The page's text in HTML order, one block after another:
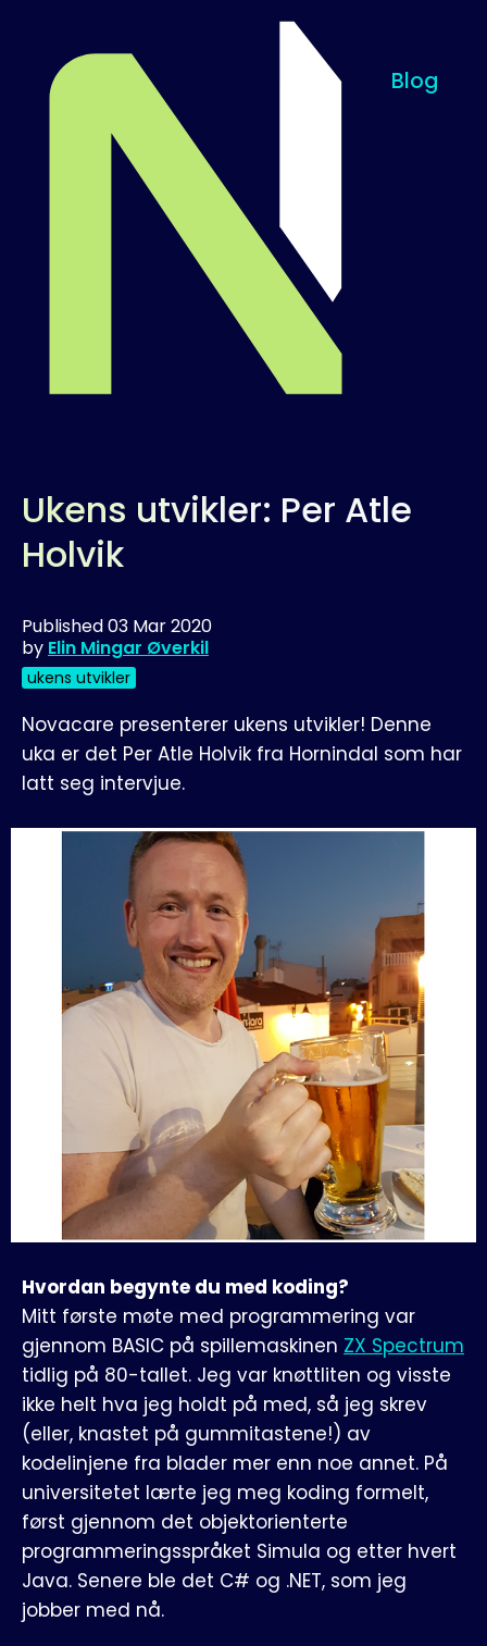
Blog
Ukens utvikler: Per Atle
Holvik
Published03 Mar 2020
by Elin Mingar Øverkil
ukens utvikler
Novacare presenterer ukens utvikler! Denne
uka er det Per Atle Holvik fra Hornindal som har
latt seg intervjue.
Hvordan begynte du med koding?
Mitt første møte med programmering var
gjennom BASIC på spillemaskinen ZX Spectrum
tidlig på 80-tallet. Jeg var knøttliten og visste
ikke helt hva jeg holdt på med, så jeg skrev
(eller, knastet på gummitastene!) av
kodelinjene fra blader mer enn noe annet. På
universitetet lærte jeg meg koding formelt,
først gjennom det objektorienterte
programmeringsspråket Simula og etter hvert
Java. Senere ble det C# og .NET, som jeg
jobber med nå.